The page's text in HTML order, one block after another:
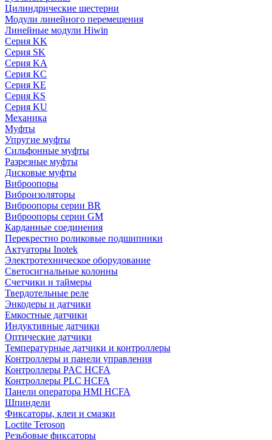
Цилиндрические шестерни
Модули линейного перемещения
Линейные модули Hiwin
Серия KK
Серия SK
Серия KA
Серия KC
Серия KE
Серия KS
Серия KU
Механика
Муфты
Упругие муфты
Сильфонные муфты
Разрезные муфты
Дисковые муфты
Виброопоры
Виброизоляторы
Виброопоры серии BR
Виброопоры серии GM
Карданные соединения
Перекрестно роликовые подшипники
Актуаторы Inotek
Электротехническое оборудование
Светосигнальные колонны
Счетчики и таймеры
Твердотельные реле
Энкодеры и датчики
Емкостные датчики
Индуктивные датчики
Оптические датчики
Температурные датчики и контроллеры
Контроллеры и панели управления
Контроллеры PAC HCFA
Контроллеры PLC HCFA
Панели оператора HMI HCFA
Шпиндели
Фиксаторы, клеи и смазки
Loctite Teroson
Резьбовые фиксаторы